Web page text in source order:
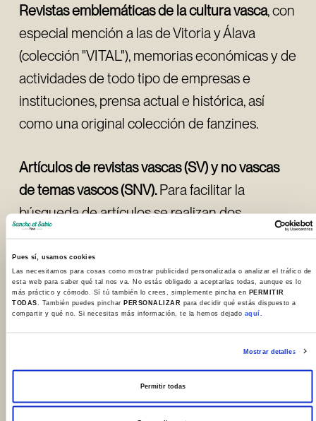
Pues sí, usamos cookies
Las necesitamos para cosas como mostrar publicidad personalizada o analizar el tráfico de
esta web para saber qué tal nos va. No estás obligado a aceptarlas todas, aunque es lo
más práctico y cómodo. Sí tú también lo crees, simplemente pincha en PERMITIR
TODAS . También puedes pinchar PERSONALIZAR para decidir qué estás dispuesto a
compartir y qué no. Si necesitas más información, te la hemos dejado aquí.
Mostrar detalles
Permitir todas
Revistas emblemáticas de la cultura vasca, con
especial mención a las de Vitoria y Álava
(colección "VITAL"), memorias económicas y de
actividades de todo tipo de empresas e
instituciones, prensa actual e histórica, así
como una original colección de fanzines.
Artículos de revistas vascas (SV) y no vascas
de temas vascos (SNV).Para facilitar la
búsqueda de artículos se realizan dos
procesos, por un lado, el vaciado analítico de
las principales revistas, y por otro, la
digitalización de los sumarios y textos en un
proyecto que asocia la descripción
Prensa histórica vascay de Vitoria y Álava,
colección que integra el fondo de patrimonio